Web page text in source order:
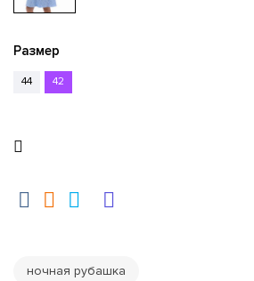
Размер
44 42
ночная рубашка